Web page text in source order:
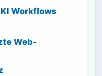
Workflows
Web-